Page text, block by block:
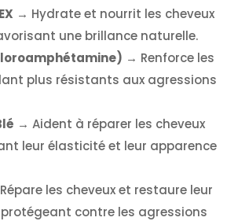
→ Hydrate et nourrit les cheveux
une brillance naturelle.
→ Renforce les
plus résistants aux agressions
→ Aident à réparer les cheveux
leur élasticité et leur apparence
les cheveux et restaure leur
contre les agressions